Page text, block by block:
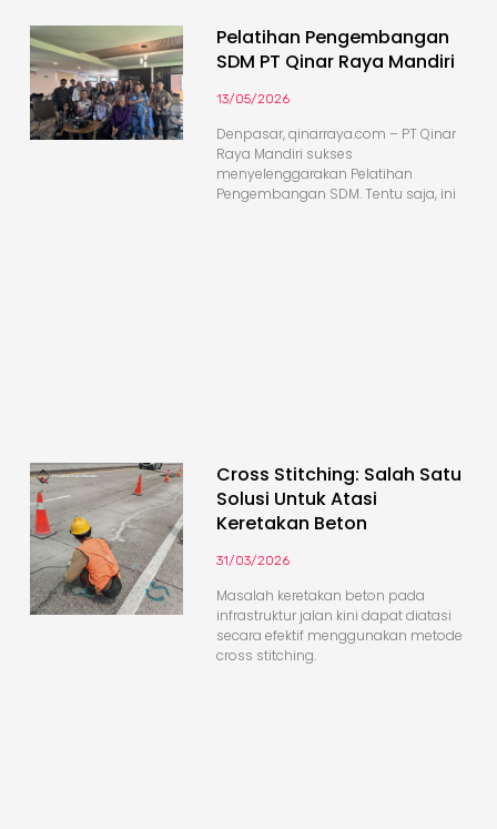
Pelatihan Pengembangan
SDM PT Qinar Raya Mandiri
13/05/2026
Denpasar, qinarraya.com – PT Qinar
Raya Mandiri sukses
menyelenggarakan Pelatihan
Pengembangan SDM. Tentu saja, ini
Cross Stitching: Salah Satu
Solusi Untuk Atasi
Keretakan Beton
31/03/2026
Masalah keretakan beton pada
infrastruktur jalan kini dapat diatasi
secara efektif menggunakan metode
cross stitching.